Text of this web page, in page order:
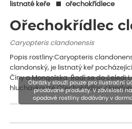
listnaté keře
ořechokřídlece
Ořechokřídlec
Caryopteris clandonensis
Popis rostliny:Caryopteris
clandonský, je listnatý keř
Číny a Mongolska. Řadí se do čeledi
hluchavkovité.Ořechokřídlec
Obrázky slouží pouze pro ilustrační
prodávané produkty. V závislosti
opadavé rostliny dodávány v
Rostliny mohou být také sestřiženy